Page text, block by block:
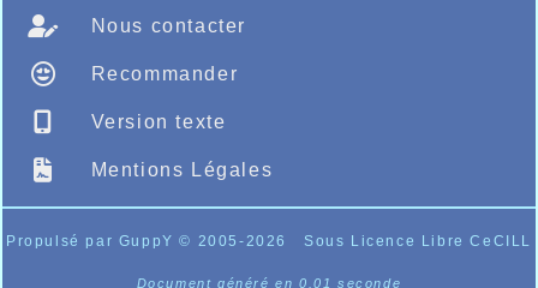
Nous contacter
Recommander
Version texte
Mentions Légales
Propulsé par GuppY© 2005-2026 Sous Licence Libre CeCILL
Document généré en 0.01 seconde